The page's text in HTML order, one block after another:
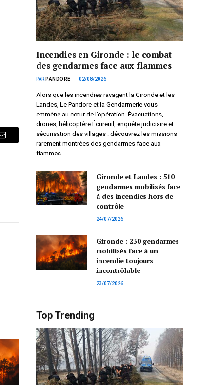
Courriel
Incendies en Gironde : le combat
des gendarmes face aux flammes
PAR PANDORE 02/08/2026
Alors que les incendies ravagent la Gironde et les
Landes, Le Pandore et la Gendarmerie vous
emmène au cœur de l’opération. Évacuations,
drones, hélicoptère Écureuil, enquête judiciaire et
sécurisation des villages : découvrez les missions
rarement montrées des gendarmes face aux
flammes.
Gironde et Landes : 510
gendarmes mobilisés face
à des incendies hors de
contrôle
24/07/2026
Gironde : 230 gendarmes
mobilisés face à un
incendie toujours
incontrôlable
23/07/2026
Top Trending